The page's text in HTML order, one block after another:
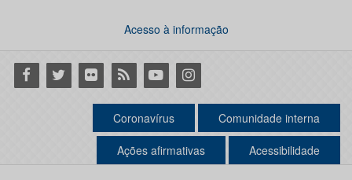
Acesso à informação
Facebook
Twitter Flickr RSS YoutubeInstagram
Coronavírus Comunidade interna
Ações afirmativas Acessibilidade